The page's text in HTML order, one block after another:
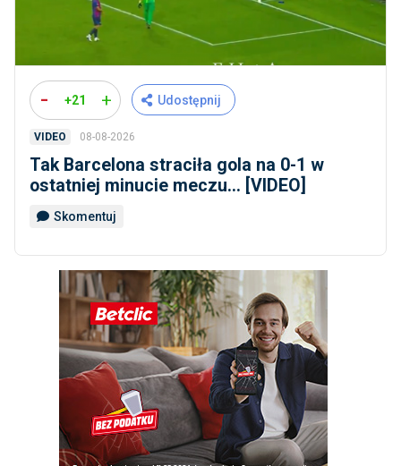
- +21 + Udostępnij
VIDEO 08-08-2026
Tak Barcelona straciła gola na 0-1 w
ostatniej minucie meczu... [VIDEO]
Skomentuj